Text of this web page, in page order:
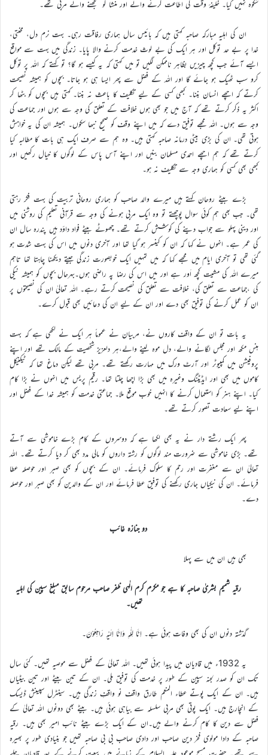
شکوہ نہیں کیا۔ خلیفۂ وقت کی اطاعت کرنے والے اور منشا کو سمجھنے والے مربی تھے۔
ان کی اہلیہ مبارکہ صاحبہ کہتی ہیں کہ بائیس سال ہماری رفاقت رہی۔ بہت نرم دل، محنتی،
خدا پر بے حد توکل اور ہر ایک کی بے لوث خدمت کرنے والا پایا۔ زندگی میں بہت سے مواقع
ایسے آئے جب کچھ چیزیں بظاہر ناممکن لگیں تو میں کہتی کہ یہ کیسے ہو گا؟ تو کہتے کہ اللہ پر توکل
کرو سب ٹھیک ہو جائے گا اور اللہ کے فضل سے پھر ایسا ہی ہو جاتا۔ بچوں کو ہمیشہ نصیحت
کرتے کہ اچھے انسان بننا۔ کبھی کسی کے لیے تکلیف کا باعث نہ بننا۔ کہتی ہیں بچوں کو بٹھا کر
اکثر یہ ذکر کرتے تھے کہ آج میں جو بھی ہوں خلافت کے تعلق کی وجہ سے ہوں اور جماعت کی
وجہ سے ہوں۔ اللہ مجھے توفیق دے کہ میں اپنے وقف کو صحیح نبھا سکوں۔ ہمیشہ ان کی یہ خواہش
ہوتی تھی۔ ان کی بڑی بیٹی درمانہ صاحبہ کہتی ہیں۔ وہ ہم سے صرف ایک ہی بات کا مطالبہ کیا
کرتے تھے کہ ہم اچھے احمدی مسلمان بنیں اور اپنے آس پاس کے لوگوں کا خیال رکھیں اور
کبھی بھی کسی کو ہماری وجہ سے تکلیف نہ ہو۔
بڑے بیٹے روحان کہتے ہیں میرے والد صاحب کو ہماری روحانی تربیت کی بہت فکر رہتی
تھی۔ جب بھی ہم کوئی سوال پوچھتے تو وہ ایک مربی ہونے کی وجہ سے قرآنی تعلیم کی روشنی میں
اور دینی پہلو سے جواب دینے کی کوشش کرتے تھے۔ چھوٹے بیٹے فواد داؤد ہیں پندرہ سال ان
کی عمر ہے۔ انہوں نے کہا کہ ان کو کینسر ہو گیا تھا اور آخری دنوں میں اس کی بہت شدت ہو
گئی تھی تو آخری ایام میں مجھے کہا کہ میں تمہیں ایک خوبصورت زندگی جیتے دیکھنا چاہتا تھا تاہم
میرے اللہ کی مشیت کچھ اَور ہے اور میں اس کی رضا پہ راضی ہوں۔بہرحال بچوں کو ہمیشہ نیکی
کی ،جماعت سے تعلق کی، خلافت سے تعلق کی نصیحت کرتے رہے۔ اللہ تعالیٰ ان کی نصیحتوں پر
ان کو عمل کرنے کی توفیق بھی دے اور ان کے لیے ان کی دعائیں بھی قبول کرے۔
یہ بات تو ان کے واقف کاروں نے، مربیان نے عموماً ہر ایک نے لکھی ہے کہ بہت
ہنس مکھ اور مجلس لگانے والے، دل موہ لینے والے،ہر دلعزیز شخصیت کے مالک تھے اور اپنے
پروفیشن میں کمپیوٹر اور آرٹ ورک میں مہارت رکھتے تھے۔ مربی تھے لیکن دماغ تھا کہ ٹیکنیکل
کاموں میں بھی اور ایڈیٹنگ وغیرہ میں بھی بڑا اچھا چلتا تھا۔ رقیم پریس میں انہوں نے بڑا کام
کیا۔ اپنے ہنر کو استعمال کرنے کا انہیں خوب موقع ملا۔ جماعتی خدمت کو ہمیشہ خدا کے فضل اور
اپنے لیے سعادت تصور کرتے تھے۔
پھر ایک رشتے دار نے یہ بھی لکھا ہے کہ دوسروں کے کام بڑے خاموشی سے آتے
تھے۔ بڑی خاموشی سے ضرورت مند لوگوں کو رشتہ داروں کو مالی مدد بھی کر دیا کرتے تھے۔ اللہ
تعالیٰ ان سے مغفرت اور رحم کا سلوک فرمائے۔ ان کے بچوں کو بھی صبر اور حوصلہ عطا
فرمائے۔ ان کی نیکیاں جاری رکھنے کی توفیق عطا فرمائے اور ان کے والدین کو بھی صبر اور حوصلہ
دے۔
دو جنازہ غائب
بھی ہیں ان میں سے پہلا
رقیہ شمیم بشریٰ صاحبہ کا ہے جو مکرم کرم الٰہی ظفر صاحب مرحوم سابق مبلغ سپین کی اہلیہ
تھیں۔
گذشتہ دنوں ان کی بھی وفات ہوئی ہے۔ اِنَّا لِلّٰہِ وَاِنَّا اِلَیْہِ رَاجِعُوْنَ۔
یہ 1932ء میں قادیان میں پیدا ہوئی تھیں۔ اللہ تعالیٰ کے فضل سے موصیہ تھیں۔ کئی سال
تک ان کو صدر لجنہ سپین کے طور پر خدمت کی توفیق ملی۔ ان کے تین بیٹے اور تین بیٹیاں
ہیں۔ ان کے ایک پوتے عطاء المنعم طارق واقف نو واقفِ زندگی ہیں۔ سینٹرل سپینش ڈیسک
کے انچارج ہیں۔ ایک پوتی بھی مربی سلسلہ سے بیاہی ہوئی ہیں۔ بیٹے بھی دونوں اللہ تعالیٰ کے
فضل سے دین کا کام کرنے والے ہیں۔ان کے ایک بڑے بیٹے نائب امیر بھی ہیں۔ رقیہ
صاحبہ کے دادا مولوی فخر دین صاحب اور دادی صاحب بی بی صاحبہ تھیں جو بنیادی طور پر بھیرہ